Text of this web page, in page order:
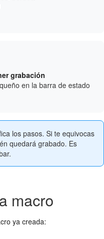
grabación
en la barra de estado
los pasos. Si te equivocas
quedará grabado. Es
macro
ya creada: